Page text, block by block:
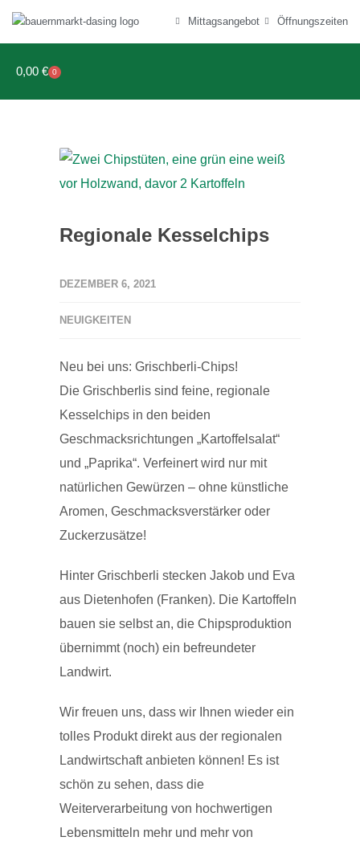
Mittagsangebot Öffnungszeiten
0,00 € 0
Regionale Kesselchips
DEZEMBER 6, 2021
NEUIGKEITEN
Neu bei uns: Grischberli-Chips!
Die Grischberlis sind feine, regionale
Kesselchips in den beiden
Geschmacksrichtungen „Kartoffelsalat“
und „Paprika“. Verfeinert wird nur mit
natürlichen Gewürzen – ohne künstliche
Aromen, Geschmacksverstärker oder
Zuckerzusätze!
Hinter Grischberli stecken Jakob und Eva
aus Dietenhofen (Franken). Die Kartoffeln
bauen sie selbst an, die Chipsproduktion
übernimmt (noch) ein befreundeter
Landwirt.
Wir freuen uns, dass wir Ihnen wieder ein
tolles Produkt direkt aus der regionalen
Landwirtschaft anbieten können! Es ist
schön zu sehen, dass die
Weiterverarbeitung von hochwertigen
Lebensmitteln mehr und mehr von